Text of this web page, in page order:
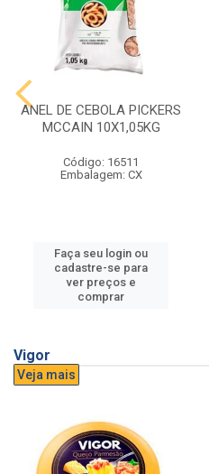
ANEL DE CEBOLA PICKERS
MCCAIN 10X1,05KG
Código: 16511
Embalagem: CX
Faça seu login ou
cadastre-se para
ver preços e
comprar
Vigor
Veja mais